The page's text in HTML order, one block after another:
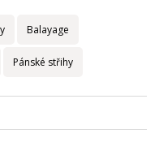
Balayage
Pánské střihy